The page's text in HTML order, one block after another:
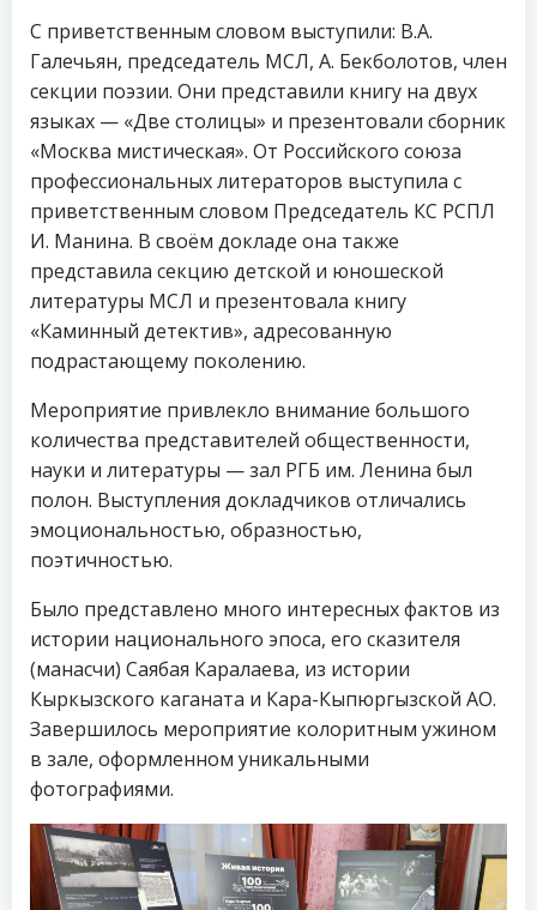
С приветственным словом выступили: В.А.
Галечьян, председатель МСЛ, А. Бекболотов, член
секции поэзии. Они представили книгу на двух
языках — «Две столицы» и презентовали сборник
«Москва мистическая». От Российского союза
профессиональных литераторов выступила с
приветственным словом Председатель КС РСПЛ
И. Манина. В своём докладе она также
представила секцию детской и юношеской
литературы МСЛ и презентовала книгу
«Каминный детектив», адресованную
подрастающему поколению.
Мероприятие привлекло внимание большого
количества представителей общественности,
науки и литературы — зал РГБ им. Ленина был
полон. Выступления докладчиков отличались
эмоциональностью, образностью,
поэтичностью.
Было представлено много интересных фактов из
истории национального эпоса, его сказителя
(манасчи) Саябая Каралаева, из истории
Кыркызского каганата и Кара-Кыпюргызской АО.
Завершилось мероприятие колоритным ужином
в зале, оформленном уникальными
фотографиями.